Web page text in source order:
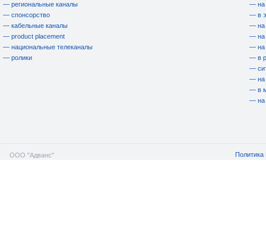
— региональные каналы
— спонсорство
— кабельные каналы
— product placement
— национальные телеканалы
— ролики
— на
— в
— на
— на
— на
— в
—
— на
— в
— на
ООО "Адванс" Политика